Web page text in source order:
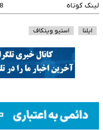
لینک کوتاه
ایلنا استیو ویتکاف